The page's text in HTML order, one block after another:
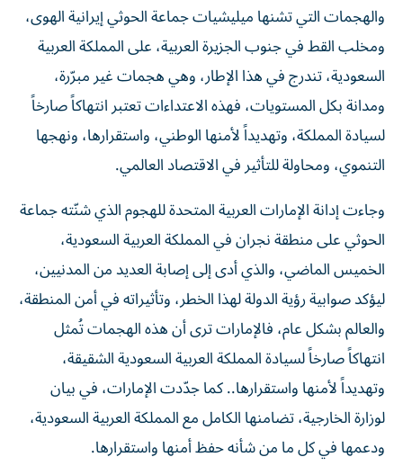
والهجمات التي تشنها ميليشيات جماعة الحوثي إيرانية الهوى،
ومخلب القط في جنوب الجزيرة العربية، على المملكة العربية
السعودية، تندرج في هذا الإطار، وهي هجمات غير مبرّرة،
ومدانة بكل المستويات، فهذه الاعتداءات تعتبر انتهاكاً صارخاً
لسيادة المملكة، وتهديداً لأمنها الوطني، واستقرارها، ونهجها
التنموي، ومحاولة للتأثير في الاقتصاد العالمي.
وجاءت إدانة الإمارات العربية المتحدة للهجوم الذي شنّته جماعة
الحوثي على منطقة نجران في المملكة العربية السعودية،
الخميس الماضي، والذي أدى إلى إصابة العديد من المدنيين،
ليؤكد صوابية رؤية الدولة لهذا الخطر، وتأثيراته في أمن المنطقة،
والعالم بشكل عام، فالإمارات ترى أن هذه الهجمات تُمثل
انتهاكاً صارخاً لسيادة المملكة العربية السعودية الشقيقة،
وتهديداً لأمنها واستقرارها.. كما جدّدت الإمارات، في بيان
لوزارة الخارجية، تضامنها الكامل مع المملكة العربية السعودية،
ودعمها في كل ما من شأنه حفظ أمنها واستقرارها.